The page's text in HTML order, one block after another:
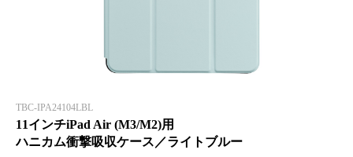
TBC-IPA24104LBL
11インチiPad Air (M3/M2)用
ハニカム衝撃吸収ケース／ライトブルー